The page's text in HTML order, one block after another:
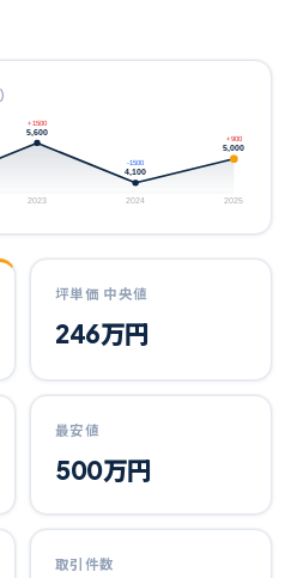
5,600
+1500
2023
4,100
-1500
2024
5,000
+900
2025
坪単価 中央値
246万円
最安値
500万円
取引件数